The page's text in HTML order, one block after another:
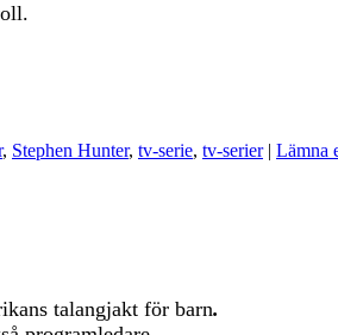
, Stephen Hunter, tv-serie, tv-serier | Lämna
talangjakt för barn.